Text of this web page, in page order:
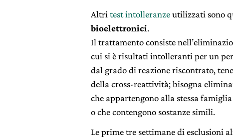
Altri test intolleranzeutilizzati sono
bioelettronici.
Il trattamento consiste
cui si è risultati intolleranti per un
dal grado di reazione riscontrato,
della cross-reattività; bisogna
che appartengono alla stessa
o che contengono sostanze simili.
Le prime tre settimane di esclusioni